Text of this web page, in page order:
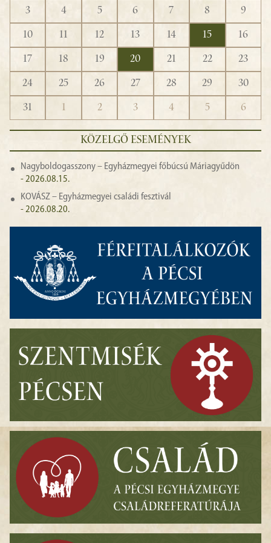
3
4 5 6 7 8
9
10
11 12 13 14 15
16
17
18 19 20 21 22
23
24
25 26 27 28 29
30
31
1 2 3 4 5 6
KÖZELGŐ ESEMÉNYEK
Nagyboldogasszony – Egyházmegyei főbúcsú Máriagyűdön
- 2026.08.15.
KOVÁSZ – Egyházmegyei családi fesztivál
- 2026.08.20.